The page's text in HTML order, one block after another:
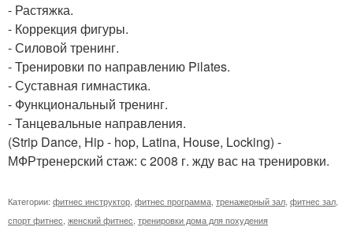
- Растяжка.
- Коррекция фигуры.
- Силовой тренинг.
- Тренировки по направлению Pilates.
- Суставная гимнастика.
- Функциональный тренинг.
- Танцевальные направления.
(Strip Dance, Hip - hop, Latina, House, Locking) -
МФРтренерский стаж: с 2008 г. жду вас на тренировки.
Категории: фитнес инструктор фитнес программа тренажерный зал фитнес зал
спорт фитнес женский фитнес тренировки дома для похудения